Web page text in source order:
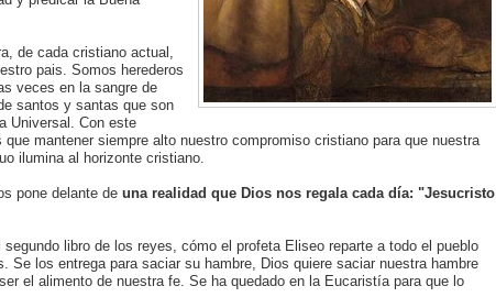
de cada cristiano actual,
pais. Somos herederos
veces en la sangre de
santos y santas que son
Universal. Con este
mantener siempre alto nuestro compromiso cristiano para que nuestra
ilumina al horizonte cristiano.
pone delante deuna realidad que Dios nos regala cada día: "Jesucristo
libro de los reyes, cómo el profeta Eliseo reparte a todo el pueblo
Se los entrega para saciar su hambre, Dios quiere saciar nuestra hambre
el alimento de nuestra fe. Se ha quedado en la Eucaristía para que lo